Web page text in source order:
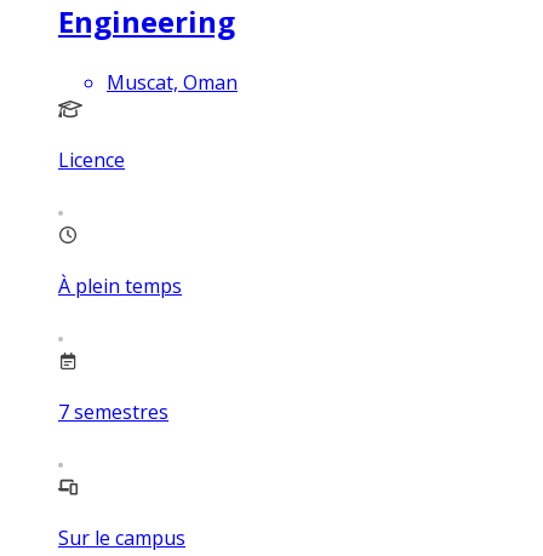
Engineering
Muscat, Oman
Licence
À plein temps
7semestres
Sur le campus